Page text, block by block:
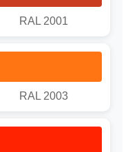
RAL 2001
RAL 2003